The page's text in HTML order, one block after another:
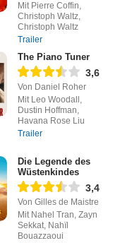
Mit Pierre Coffin,
Christoph Waltz,
Christoph Waltz
Trailer
The Piano Tuner
3,6
Von Daniel Roher
Mit Leo Woodall,
Dustin Hoffman,
Havana Rose Liu
Trailer
Die Legende des
Wüstenkindes
3,4
Von Gilles de Maistre
Mit Nahel Tran, Zayn
Sekkat, Nahïl
Bouazzaoui